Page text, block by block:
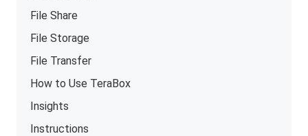
File Share
File Storage
File Transfer
How to Use TeraBox
Insights
Instructions